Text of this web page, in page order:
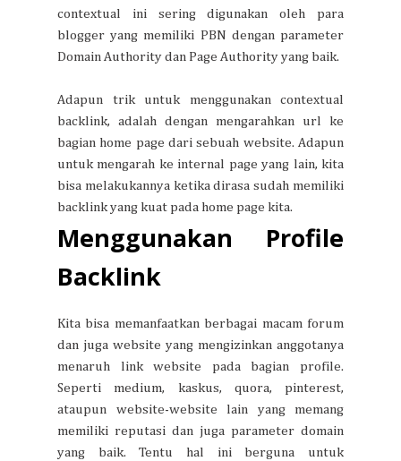
contextual ini sering digunakan oleh para
blogger yang memiliki PBN dengan parameter
Domain Authority dan Page Authority yang baik.
Adapun trik untuk menggunakan contextual
backlink, adalah dengan mengarahkan url ke
bagian home page dari sebuah website. Adapun
untuk mengarah ke internal page yang lain, kita
bisa melakukannya ketika dirasa sudah memiliki
backlink yang kuat pada home page kita.
Menggunakan Profile
Backlink
Kita bisa memanfaatkan berbagai macam forum
dan juga website yang mengizinkan anggotanya
menaruh link website pada bagian profile.
Seperti medium, kaskus, quora, pinterest,
ataupun website-website lain yang memang
memiliki reputasi dan juga parameter domain
yang baik. Tentu hal ini berguna untuk